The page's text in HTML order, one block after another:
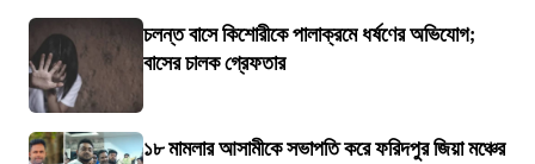
চলন্ত বাসে কিশোরীকে পালাক্রমে ধর্ষণের অভিযোগ;
বাসের চালক গ্রেফতার
১৮ মামলার আসামীকে সভাপতি করে ফরিদপুর জিয়া মঞ্চের